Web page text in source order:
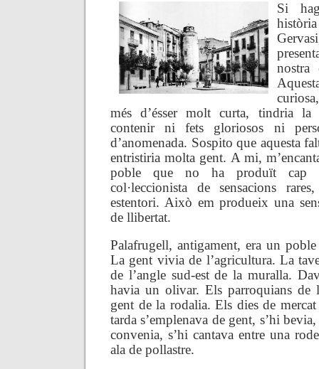
Si
nostra
més d’ésser molt curta, tindria la
contenir ni fets gloriosos ni
d’anomenada. Sospito que aquesta
entristiria molta gent. A mi,
poble que no ha produït cap
col·leccionista de sensacions
estentori. Això em produeix una
de llibertat.
Palafrugell, antigament, era un
La gent vivia de l’agricultura. La
de l’angle sud-est de la muralla.
havia un olivar. Els parroquians de
gent de la rodalia. Els dies de
tarda s’emplenava de gent, s’hi
convenia, s’hi cantava entre una
ala de pollastre.